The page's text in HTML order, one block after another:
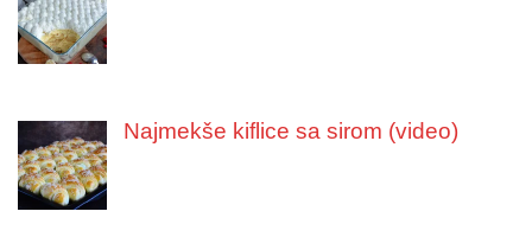
Najmekše kiflice sa sirom (video)